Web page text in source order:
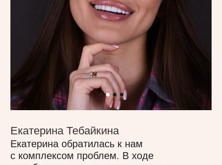
Козаева, Александр Майборода